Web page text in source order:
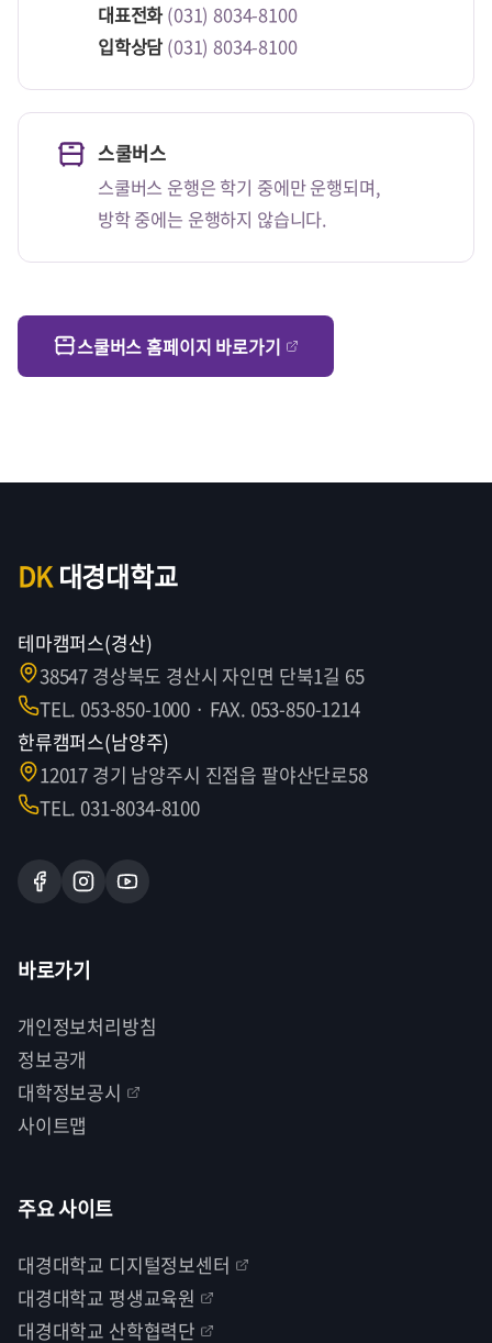
대표전화 (031) 8034-8100
입학상담 (031) 8034-8100
스쿨버스
스쿨버스 운행은 학기 중에만 운행되며,
방학 중에는 운행하지 않습니다.
스쿨버스 홈페이지 바로가기
DK대경대학교
테마캠퍼스(경산)
38547 경상북도 경산시 자인면 단북1길 65
TEL. 053-850-1000 · FAX. 053-850-1214
한류캠퍼스(남양주)
12017 경기 남양주시 진접읍 팔야산단로58
TEL. 031-8034-8100
바로가기
개인정보처리방침
정보공개
대학정보공시
사이트맵
주요 사이트
대경대학교 디지털정보센터
대경대학교 평생교육원
대경대학교 산학협력단